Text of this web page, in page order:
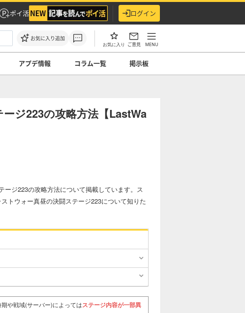
ポイ活 ログイン
お気に入り追加
お気に入り ご意見 MENU
アプデ情報 コラム一覧 掲示板
ジ223の攻略方法【LastWa
ージ223の攻略方法について掲載しています。ス
トウォー真昼の決闘ステージ223について知りた
や戦域(サーバー)によってはステージ内容が一部異